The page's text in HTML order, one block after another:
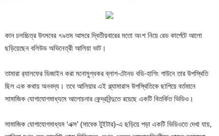
কান চলচ্চিত্র উৎসবের ৭৯তম আসরে দ্বিতীয়বারের মতো অংশ নিয়ে রেড কার্পেটে আলো
ছড়িয়েছেন বলিউড অভিনেত্রী আলিয়া ভাট।
তামারা র‌্যালফের ডিজাইন করা মনোমুগ্ধকর ব্লাশ-টোনড বডি-হাগিং গাউনে তার উপস্থিতি
ছিল এক কথায় অনবদ্য। তবে আলিয়ার এই গ্ল্যামারাস উপস্থিতিকে ছাপিয়ে বর্তমানে
সামাজিক যোগাযোগমাধ্যমে আলোচনার কেন্দ্রবিন্দুতে রয়েছে একটি বিতর্কিত ভিডিও।
সামাজিক যোগাযোগমাধ্যম ‘এক্স’ (সাবেক টুইটার)-এ ছড়িয়ে পড়া একটি ভিডিওতে দেখা যায়,